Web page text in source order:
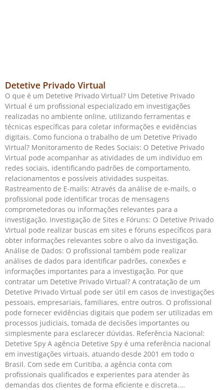
Detetive Privado Virtual
O que é um Detetive Privado Virtual? Um Detetive Privado
Virtual é um profissional especializado em investigações
realizadas no ambiente online, utilizando ferramentas e
técnicas específicas para coletar informações e evidências
digitais. Como funciona o trabalho de um Detetive Privado
Virtual? Monitoramento de Redes Sociais: O Detetive Privado
Virtual pode acompanhar as atividades de um indivíduo em
redes sociais, identificando padrões de comportamento,
relacionamentos e possíveis atividades suspeitas.
Rastreamento de E-mails: Através da análise de e-mails, o
profissional pode identificar trocas de mensagens
comprometedoras ou informações relevantes para a
investigação. Investigação de Sites e Fóruns: O Detetive Privado
Virtual pode realizar buscas em sites e fóruns específicos para
obter informações relevantes sobre o alvo da investigação.
Análise de Dados: O profissional também pode realizar
análises de dados para identificar padrões, conexões e
informações importantes para a investigação. Por que
contratar um Detetive Privado Virtual? A contratação de um
Detetive Privado Virtual pode ser útil em casos de investigações
pessoais, empresariais, familiares, entre outros. O profissional
pode fornecer evidências digitais que podem ser utilizadas em
processos judiciais, tomada de decisões importantes ou
simplesmente para esclarecer dúvidas. Referência Nacional:
Detetive Spy A agência Detetive Spy é uma referência nacional
em investigações virtuais, atuando desde 2001 em todo o
Brasil. Com sede em Curitiba, a agência conta com
profissionais qualificados e experientes para atender às
demandas dos clientes de forma eficiente e discreta.